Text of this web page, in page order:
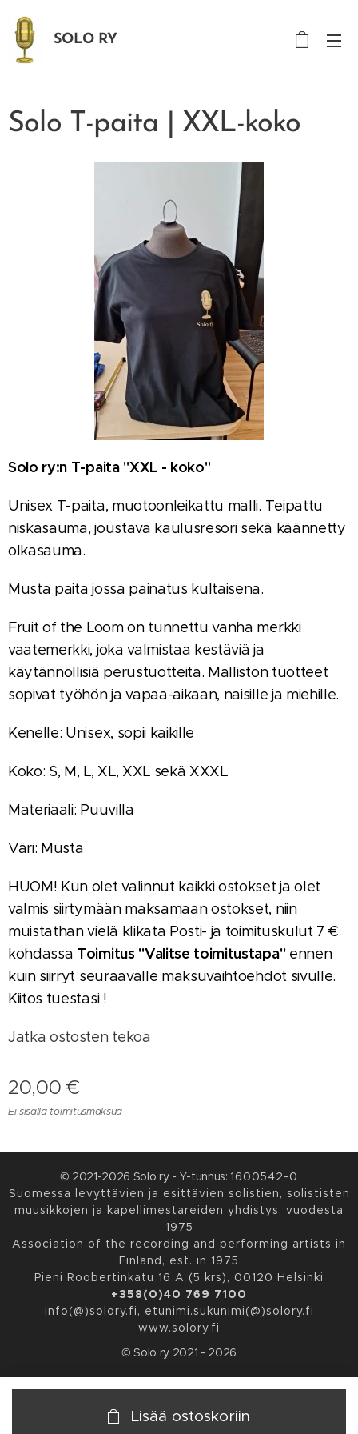
SOLO RY
Solo T-paita | XXL-koko
Solo ry:n T-paita "XXL - koko"
Unisex T-paita, muotoonleikattu malli. Teipattu
niskasauma, joustava kaulusresori sekä käännetty
olkasauma.
Musta paita jossa painatus kultaisena.
Fruit of the Loom on tunnettu vanha merkki
vaatemerkki, joka valmistaa kestäviä ja
käytännöllisiä perustuotteita. Malliston tuotteet
sopivat työhön ja vapaa-aikaan, naisille ja miehille.
Kenelle: Unisex, sopii kaikille
Koko: S, M, L, XL, XXL sekä XXXL
Materiaali: Puuvilla
Väri: Musta
HUOM! Kun olet valinnut kaikki ostokset ja olet
valmis siirtymään maksamaan ostokset, niin
muistathan vielä klikata Posti- ja toimituskulut 7 €
kohdassa Toimitus "Valitse toimitustapa"ennen
kuin siirryt seuraavalle maksuvaihtoehdot sivulle.
Kiitos tuestasi !
Jatka ostosten tekoa
20,00 €
Ei sisällä toimitusmaksua
Lisää ostoskoriin
© 2021-2026 Solo ry - Y-tunnus: 1600542-0
Suomessa levyttävien ja esittävien solistien, solististen
muusikkojen ja kapellimestareiden yhdistys, vuodesta
1975
Association of the recording and performing artists in
Finland, est. in 1975
Pieni Roobertinkatu 16 A (5 krs), 00120 Helsinki
+358(0)40 769 7100
info(@)solory.fi, etunimi.sukunimi(@)solory.fi
www.solory.fi
© Solo ry 2021 - 2026